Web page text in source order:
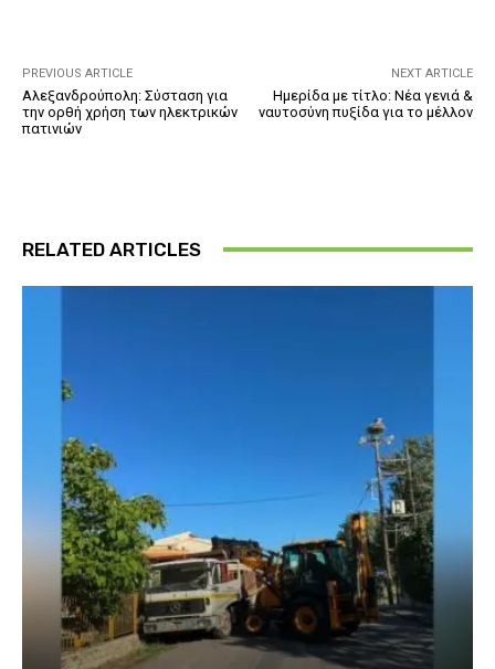
PREVIOUS ARTICLE
Αλεξανδρούπολη: Σύσταση για
την ορθή χρήση των ηλεκτρικών
πατινιών
NEXT ARTICLE
Ημερίδα με τίτλο: Νέα γενιά &
ναυτοσύνη πυξίδα για το μέλλον
RELATED ARTICLES